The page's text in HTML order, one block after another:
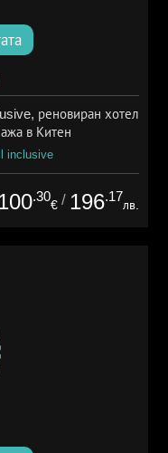
реновиран хотел
в Китен
inclusive
.30
€ / 196.17
лв.